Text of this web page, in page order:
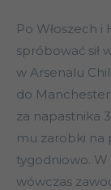
Po Włoszech i
spróbować sił
w Arsenalu
do
za napastnika
mu zarobki na
tygodniowo.
wówczas